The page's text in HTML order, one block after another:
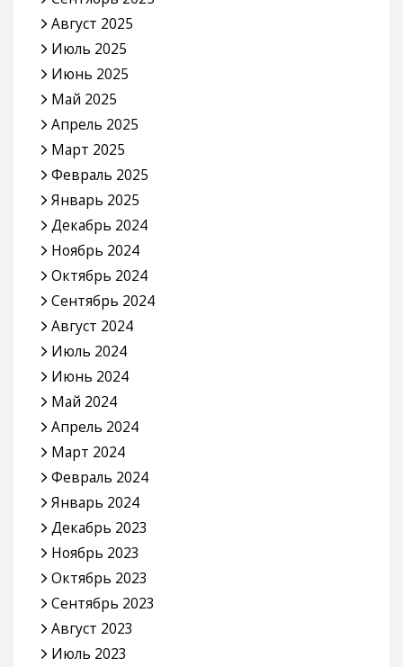
Август 2025
Июль 2025
Июнь 2025
Май 2025
Апрель 2025
Март 2025
Февраль 2025
Январь 2025
Декабрь 2024
Ноябрь 2024
Октябрь 2024
Сентябрь 2024
Август 2024
Июль 2024
Июнь 2024
Май 2024
Апрель 2024
Март 2024
Февраль 2024
Январь 2024
Декабрь 2023
Ноябрь 2023
Октябрь 2023
Сентябрь 2023
Август 2023
Июль 2023